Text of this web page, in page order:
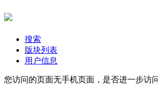
搜索
版块列表
用户信息
您访问的页面无手机页面，是否进一步访